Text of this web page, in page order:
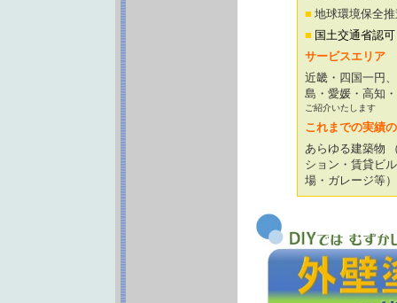
■ 地球環境保全
■ 国土交通省認
サービスエリア
近畿・四国一円
島・愛媛・高知
ご紹介いたします
これまでの実績
あらゆる建築物
ション・賃貸ビ
場・ガレージ等）